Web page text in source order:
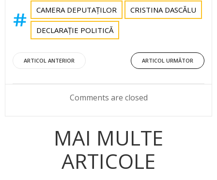
CAMERA DEPUTAȚILOR CRISTINA DASCĂLU
DECLARAȚIE POLITICĂ
Post
navigation
ARTICOL ANTERIOR
Post
navigation
ARTICOL URMĂTOR
Comments are closed
MAI MULTE
ARTICOLE